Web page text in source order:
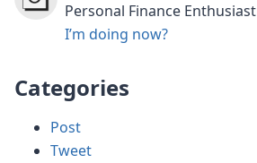
Personal Finance Enthusiast
I’m doing now?
Categories
Post
Tweet